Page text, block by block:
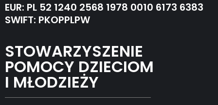
EUR: PL 52 1240 2568 1978 0010 6173 6383
SWIFT: PKOPPLPW
STOWARZYSZENIE
POMOCY DZIECIOM
I MŁODZIEŻY